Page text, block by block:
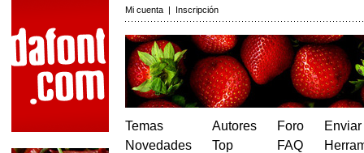
Mi cuenta | Inscripción
Temas
Novedades
Autores
Top
Foro
FAQ